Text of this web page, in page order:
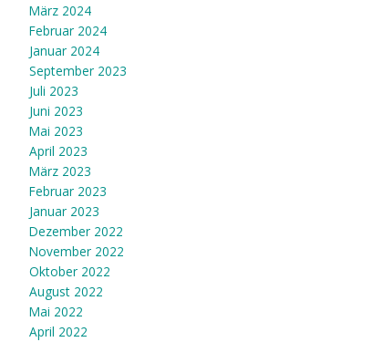
März 2024
Februar 2024
Januar 2024
September 2023
Juli 2023
Juni 2023
Mai 2023
April 2023
März 2023
Februar 2023
Januar 2023
Dezember 2022
November 2022
Oktober 2022
August 2022
Mai 2022
April 2022